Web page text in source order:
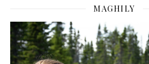
MAGHILY